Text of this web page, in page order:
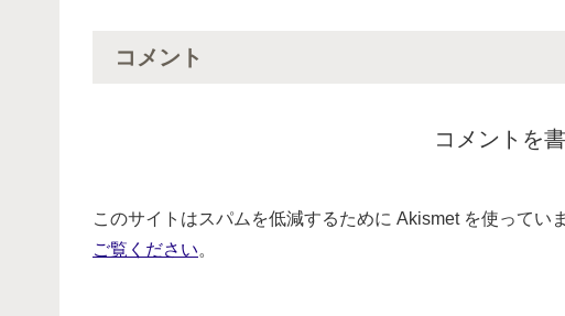
コメント
コメントを
このサイトはスパムを低減するために Akismet を使っていま
ご覧ください。